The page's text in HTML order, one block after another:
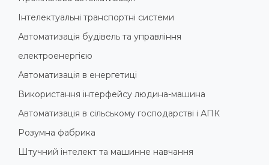
Інтелектуальні транспортні системи
Автоматизація будівель та управління
електроенергією
Автоматизація в енергетиці
Використання інтерфейсу людина-машина
Автоматизація в сільському господарстві і АПК
Розумна фабрика
Штучний інтелект та машинне навчання